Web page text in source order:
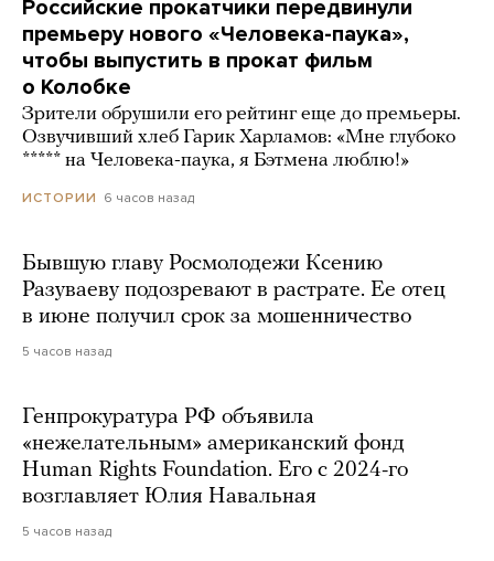
Российские прокатчики передвинули
премьеру нового «Человека-паука»,
чтобы выпустить в прокат фильм
о Колобке
Зрители обрушили его рейтинг еще до премьеры.
Озвучивший хлеб Гарик Харламов: «Мне глубоко
***** на Человека-паука, я Бэтмена люблю!»
ИСТОРИИ 6 часов назад
Бывшую главу Росмолодежи Ксению
Разуваеву подозревают в растрате. Ее отец
в июне получил срок за мошенничество
5 часов назад
Генпрокуратура РФ объявила
«нежелательным» американский фонд
Human Rights Foundation. Его с 2024-го
возглавляет Юлия Навальная
5 часов назад